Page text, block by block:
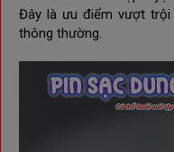
Đây là ưu điểm vượt
thông thường.